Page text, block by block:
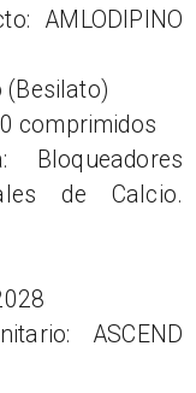
AMLODIPINO
(Besilato)
comprimidos
Bloqueadores
de Calcio.
ASCEND